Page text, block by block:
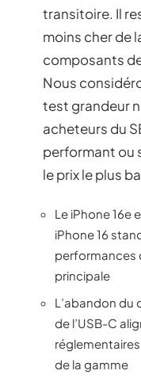
transitoire. Il
moins cher de
composants
Nous
test grandeur
acheteurs du
performant ou
le prix le plus
Le iPhone 16e
iPhone 16
performances
principale
L’abandon
de l’USB-C
de la gamme